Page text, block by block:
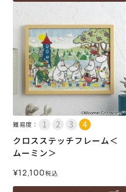
難易度：
クロスステッチフレーム＜
ムーミン＞
¥12,100税込